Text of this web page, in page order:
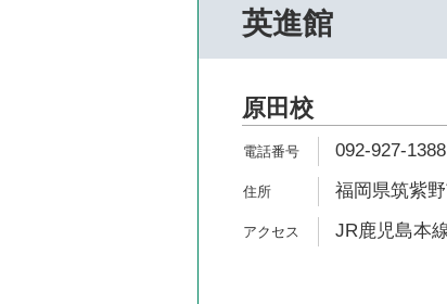
英進館
原田校
092-927-1388
福岡県筑紫
JR鹿児島本